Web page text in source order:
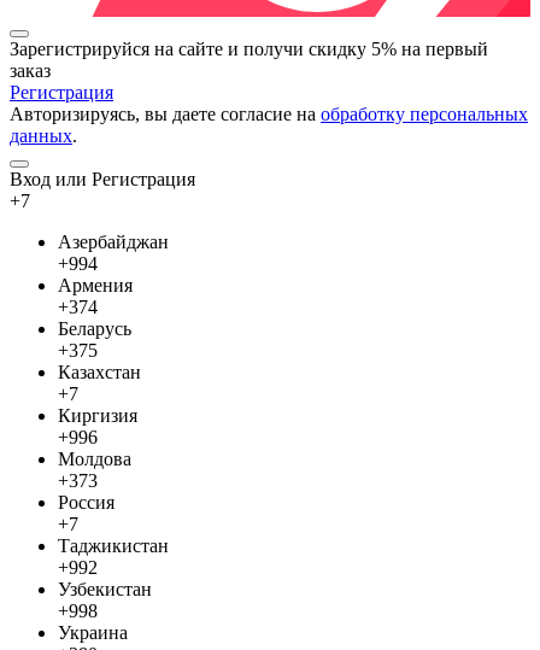
Зарегистрируйся на сайте и получи скидку 5% на первый
заказ
Регистрация
Авторизируясь, вы даете согласие на обработку персональных
данных.
Вход или Регистрация
+7
Азербайджан
+994
Армения
+374
Беларусь
+375
Казахстан
+7
Киргизия
+996
Молдова
+373
Россия
+7
Таджикистан
+992
Узбекистан
+998
Украина